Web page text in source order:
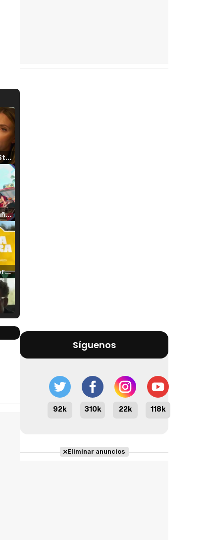
Tráiler 'North Star' (2023)
Tráiler en español de 'La isla olvidada'
Tráiler 'Vida perra' (2026)
Tráiler Oficial en VOSE 'The Audacity'
Síguenos
92k 310k 22k 118k
Eliminar anuncios